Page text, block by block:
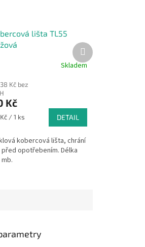
lišta TL55
Skladem
Kč bez
Kč
/ 1 ks DETAIL
kobercová lišta, chrání
před opotřebením. Délka
Další
produkt